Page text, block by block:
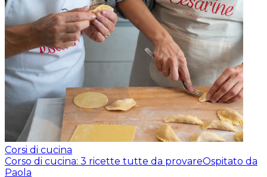
Corsi di cucina
Corso di cucina: 3 ricette tutte da provareOspitato da
Paola